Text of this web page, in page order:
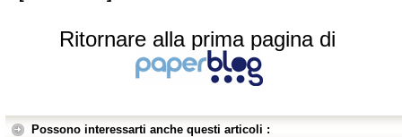
Ritornare alla prima pagina di
Possono interessarti anche questi articoli :